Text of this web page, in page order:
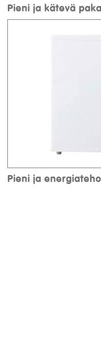
Pieni ja kätevä
Pieni ja